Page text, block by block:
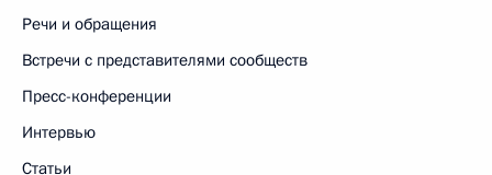
Речи и обращения
Встречи с представителями сообществ
Пресс-конференции
Интервью
Статьи